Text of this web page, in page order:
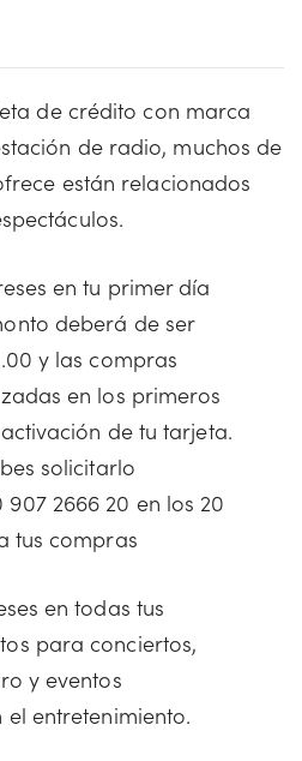
de crédito con marca
de radio, muchos de
están relacionados
en tu primer día
deberá de ser
y las compras
en los primeros
de tu tarjeta.
solicitarlo
2666 20 en los 20
tus compras
en todas tus
para conciertos,
y eventos
entretenimiento.